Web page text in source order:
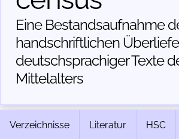
Eine Bestandsaufnahme
handschriftlichen
deutschsprachiger Texte
Mittelalters
Verzeichnisse Literatur HSC